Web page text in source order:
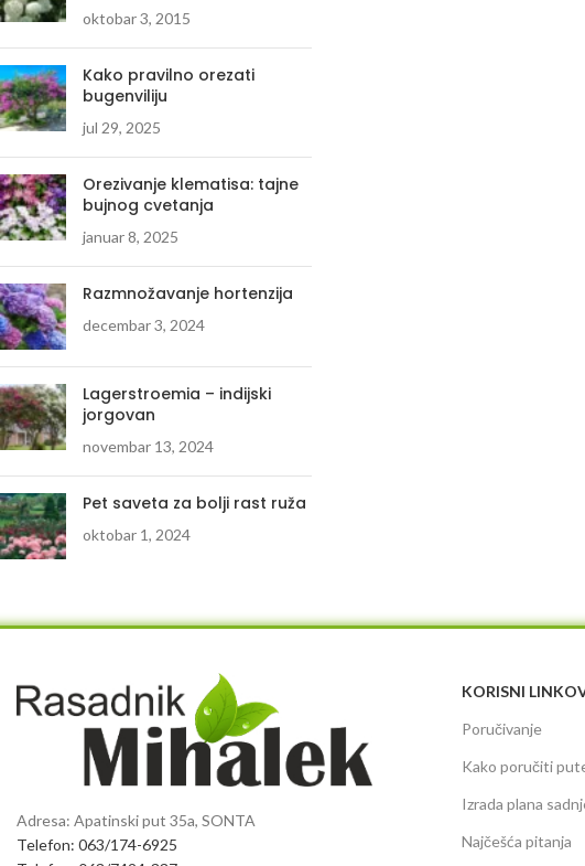
oktobar 3, 2015
Kako pravilno orezati
bugenviliju
jul 29, 2025
Orezivanje klematisa: tajne
bujnog cvetanja
januar 8, 2025
Razmnožavanje hortenzija
decembar 3, 2024
Lagerstroemia – indijski
jorgovan
novembar 13, 2024
Pet saveta za bolji rast ruža
oktobar 1, 2024
Adresa: Apatinski put 35a, SONTA
Telefon: 063/174-6925
KORISNI
Poručivanje
Kako poručiti
Izrada plana
Najčešća pitanja